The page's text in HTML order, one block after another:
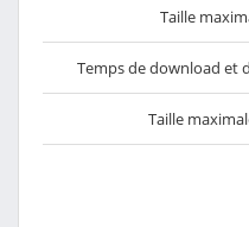
Taille
Temps de download et
Taille